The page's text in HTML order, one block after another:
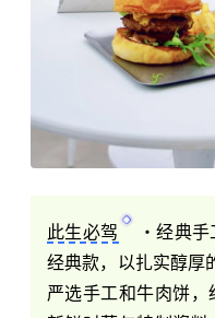
此生必驾
・经典
经典款，以扎实醇厚
严选手工和牛肉饼